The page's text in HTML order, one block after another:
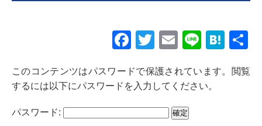
F
c
e
b
T
tt
er
E
ail
Li
e
H
e
このコンテンツはパスワードで保護されています。閲覧
するには以下にパスワードを入力してください。
パスワード: